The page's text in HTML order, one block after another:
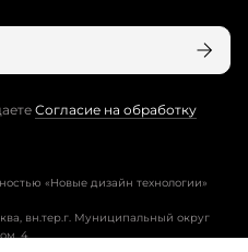
Согласие на обработку
«Новые дизайн технологии»
вн.тер.г. Муниципальный округ
4.